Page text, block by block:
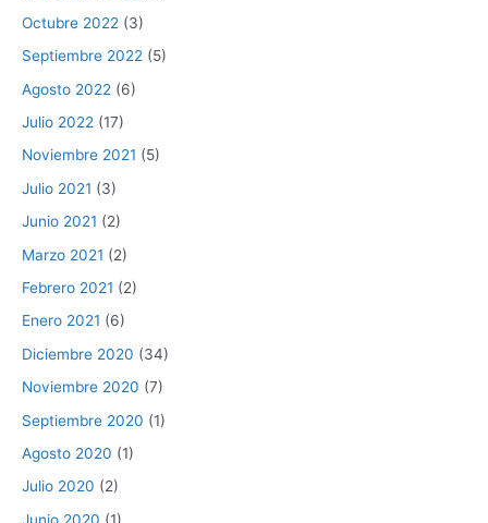
Octubre 2022 (3)
Septiembre 2022 (5)
Agosto 2022 (6)
Julio 2022 (17)
Noviembre 2021 (5)
Julio 2021 (3)
Junio 2021 (2)
Marzo 2021 (2)
Febrero 2021 (2)
Enero 2021 (6)
Diciembre 2020 (34)
Noviembre 2020 (7)
Septiembre 2020 (1)
Agosto 2020 (1)
Julio 2020 (2)
Junio 2020 (1)